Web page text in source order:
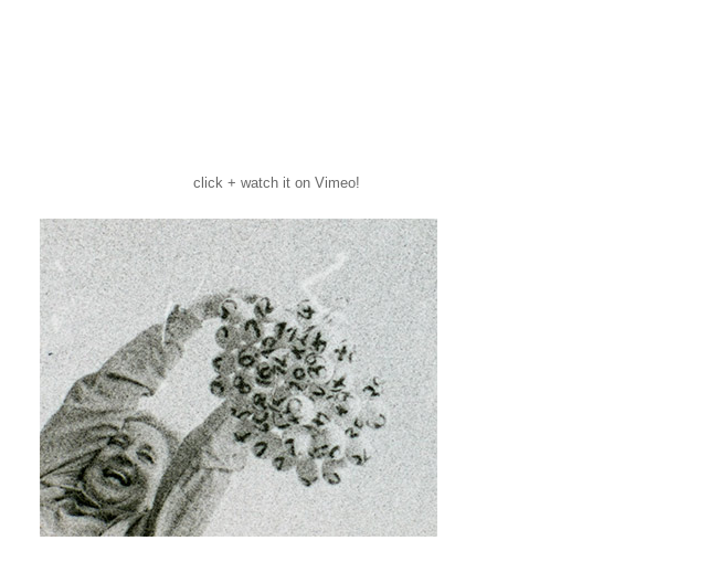
click + watch it on Vimeo!